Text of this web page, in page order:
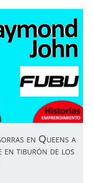
en Queens a
en tiburón de los